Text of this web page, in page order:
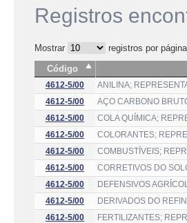
Registros
Mostrar
registros por página
Código
4612-5/00
ANILINA;
4612-5/00
AÇO CARBONO
4612-5/00
COLA QUÍMICA;
4612-5/00
COLORANTES;
4612-5/00
COMBUSTÍVEIS;
4612-5/00
CORRETIVOS DO
4612-5/00
DEFENSIVOS
4612-5/00
DERIVADOS DO
4612-5/00
FERTILIZANTES;